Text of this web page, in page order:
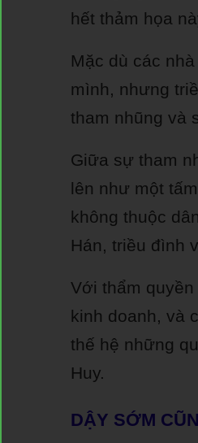
hết thảm họa
Mặc dù các
mình, nhưng
tham nhũng và
Giữa sự tham
lên như một
không thuộc
Hán, triều đình
Với thẩm
kinh doanh, và
thế hệ những
Huy.
DẬY SỚM